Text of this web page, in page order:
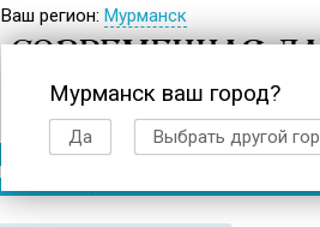
Ваш регион:Мурманск
Мурманск ваш город?
Да Выбрать другой